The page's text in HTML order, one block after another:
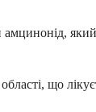
що